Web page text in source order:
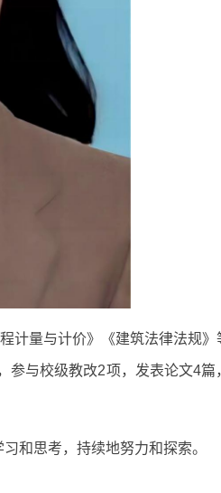
计量与计价》《建筑法律法规》
与校级教改2项，发表论文4
和思考，持续地努力和探索。